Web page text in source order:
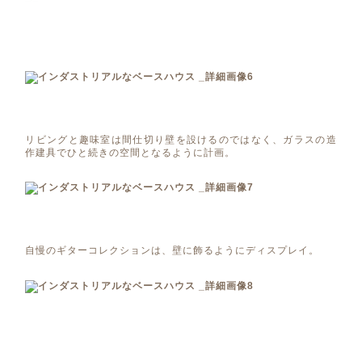
リビングと趣味室は間仕切り壁を設けるのではなく、ガラスの造
作建具でひと続きの空間となるように計画。
自慢のギターコレクションは、壁に飾るようにディスプレイ。